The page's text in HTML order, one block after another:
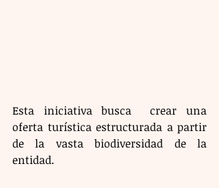
Esta iniciativa busca  crear una
oferta turística estructurada a partir
de la vasta biodiversidad de la
entidad.